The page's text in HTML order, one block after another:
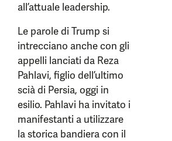
all’attuale leadership.
Le parole di Trump si
intrecciano anche con gli
appelli lanciati da Reza
Pahlavi, figlio dell’ultimo
scià di Persia, oggi in
esilio. Pahlavi ha invitato i
manifestanti a utilizzare
la storica bandiera con il